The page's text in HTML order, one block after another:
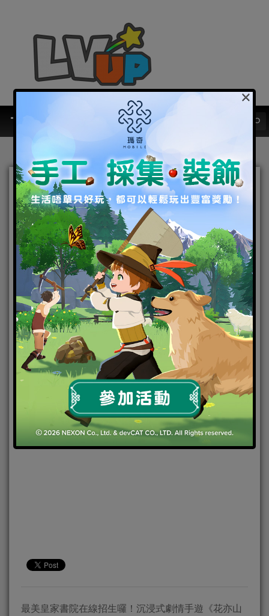
最新世界觀影片釋出！ 沉浸
式劇情手遊《花亦山心之
月》 事前登錄火熱進行中
2022-04-22|Android,IOS,手機遊戲 焦點新聞
最美皇家書院在線招生囉！沉浸式劇情手遊《花亦山
×